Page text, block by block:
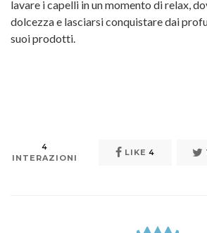
lavare i capelli in un momento di relax,
dolcezza e lasciarsi conquistare dai
suoi prodotti.
4
INTERAZIONI
LIKE 4